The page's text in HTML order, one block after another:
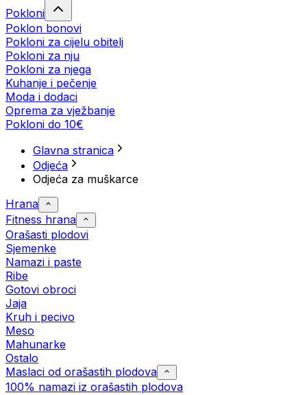
Pokloni
Poklon bonovi
Pokloni za cijelu obitelj
Pokloni za nju
Pokloni za njega
Kuhanje i pečenje
Moda i dodaci
Oprema za vježbanje
Pokloni do 10€
Glavna stranica
Odjeća
Odjeća za muškarce
Hrana
Fitness hrana
Orašasti plodovi
Sjemenke
Namazi i paste
Ribe
Gotovi obroci
Jaja
Kruh i pecivo
Meso
Mahunarke
Ostalo
Maslaci od orašastih plodova
100% namazi iz orašastih plodova